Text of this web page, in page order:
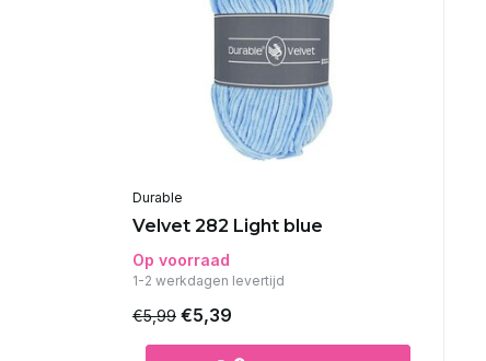
Durable
Velvet 282 Light blue
Op voorraad
1-2 werkdagen levertijd
€5,99 €5,39